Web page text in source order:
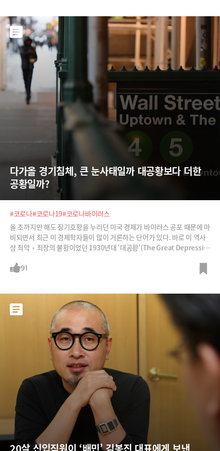
은 월급
다가올 경기침체, 큰 눈사태일까 대공황보다 더한
공황일까?
#코로나#코로나19#코로나바이러스
올 초까지만 해도 장기호황을 누리던 미국 경제가 바이러스 공포 때문에 마
비되면서 최근 미 경제학자들이 많이 거론하는 단어가 있다. 바로 미 역사
상 최악‧최장의 불황이었던 1930년대 ‘대공황'(The Great Depressio
는 2조 달러(2,454조 원) 경기 부양이라는 3종 세트로 일시 반등하긴 했지
91